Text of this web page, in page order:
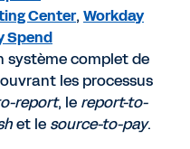
Center, Workday
Spend
système complet de
les processus
report, le report-to-
et le source-to-pay.